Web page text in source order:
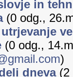
in
(0 odg.,
utrjevanje
(0 odg.,
)
dneva(2